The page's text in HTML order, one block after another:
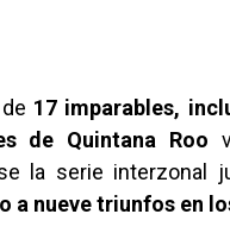
17 imparables,
de Quintana Roo
la serie interzonal
a nueve triunfos en